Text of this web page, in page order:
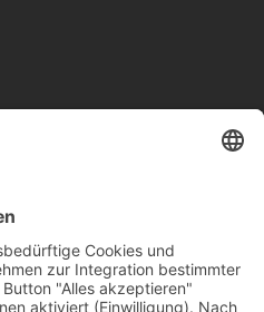
eingetragener Verein tätig und
Spiele der Regionalliga in